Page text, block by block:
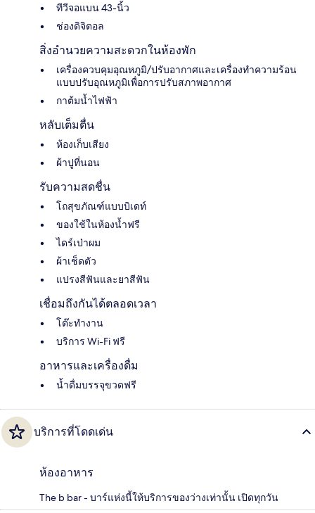
ทีวีจอแบน 43-นิ้ว
ช่องดิจิตอล
สิ่งอำนวยความสะดวกในห้องพัก
เครื่องควบคุมอุณหภูมิ/ปรับอากาศและเครื่องทำความร้อน
แบบปรับอุณหภูมิเพื่อการปรับสภาพอากาศ
กาต้มน้ำไฟฟ้า
หลับเต็มตื่น
ห้องเก็บเสียง
ผ้าปูที่นอน
รับความสดชื่น
โถสุขภัณฑ์แบบบิเดท์
ของใช้ในห้องน้ำฟรี
ไดร์เป่าผม
ผ้าเช็ดตัว
แปรงสีฟันและยาสีฟัน
เชื่อมถึงกันได้ตลอดเวลา
โต๊ะทำงาน
บริการ Wi-Fi ฟรี
อาหารและเครื่องดื่ม
น้ำดื่มบรรจุขวดฟรี
บริการที่โดดเด่น
ห้องอาหาร
The b bar - บาร์แห่งนี้ให้บริการของว่างเท่านั้น เปิดทุกวัน